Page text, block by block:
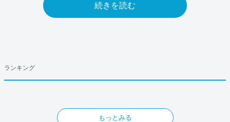
続きを読む
ランキング
もっとみる